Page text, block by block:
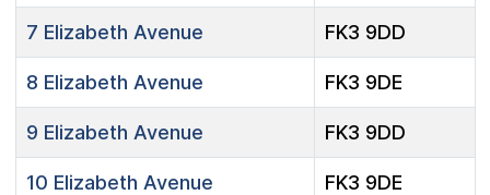
7 Elizabeth Avenue FK3 9DD
8 Elizabeth Avenue FK3 9DE
9 Elizabeth Avenue FK3 9DD
10 Elizabeth Avenue FK3 9DE